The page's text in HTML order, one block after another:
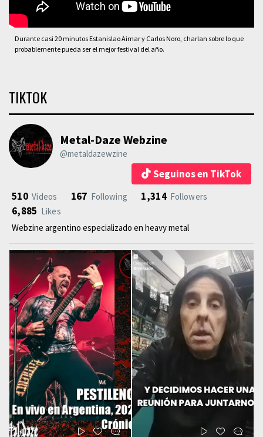
Durante casi 20 minutos Estanislao Aimar y Carlos Noro, charlan sobre lo que
probablemente pueda ser el mejor festival del año.
TIKTOK
Metal-Daze Webzine
@metaldazewzine
Seguinos en TikTok
510 Videos 167 Following 1,314 Followers
6,885 Likes
Webzine argentino especializado en heavy metal